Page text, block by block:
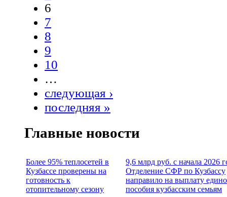
6
7
8
9
10
…
следующая ›
последняя »
Главные новости
Более 95% теплосетей в
Кузбассе проверены на
готовность к
отопительному сезону
9,6 млрд руб. с начала 2026
Отделение СФР по Кузбассу
направило на выплату
пособия кузбасским семьям